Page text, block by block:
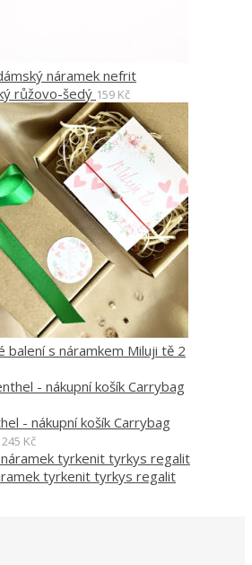
náramek nefrit
růžovo-šedý 159 Kč
balení s náramkem Miluji tě 2
- nákupní košík Carrybag
245 Kč
tyrkenit tyrkys regalit